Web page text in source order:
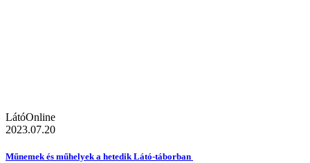
LátóOnline
2023.07.20
Műnemek és műhelyek a hetedik Látó-táborban